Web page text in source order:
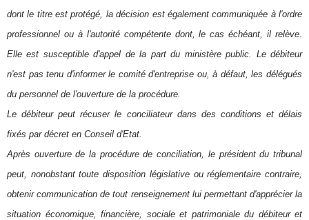
dont le titre est protégé, la décision est également communiquée à l'ordre
professionnel ou à l'autorité compétente dont, le cas échéant, il relève.
Elle est susceptible d'appel de la part du ministère public. Le débiteur
n'est pas tenu d'informer le comité d'entreprise ou, à défaut, les délégués
du personnel de l'ouverture de la procédure.
Le débiteur peut récuser le conciliateur dans des conditions et délais
fixés par décret en Conseil d'Etat.
Après ouverture de la procédure de conciliation, le président du tribunal
peut, nonobstant toute disposition législative ou réglementaire contraire,
obtenir communication de tout renseignement lui permettant d'apprécier la
situation économique, financière, sociale et patrimoniale du débiteur et